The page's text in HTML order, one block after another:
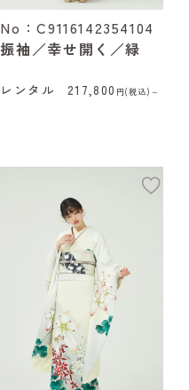
No：C9116142354104
振袖／幸せ開く／緑
レンタル 217,800 円(税込)～